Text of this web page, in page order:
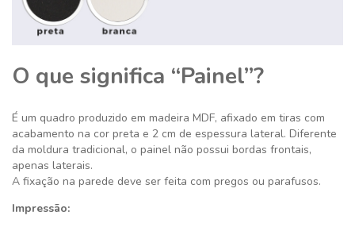
O que significa “Painel”?
É um quadro produzido em madeira MDF, afixado em tiras com
acabamento na cor preta e 2 cm de espessura lateral. Diferente
da moldura tradicional, o painel não possui bordas frontais,
apenas laterais.
A fixação na parede deve ser feita com pregos ou parafusos.
Impressão: